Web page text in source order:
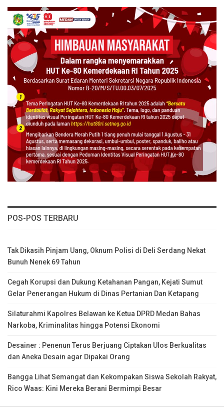
POS-POS TERBARU
Tak Dikasih Pinjam Uang, Oknum Polisi di Deli Serdang Nekat
Bunuh Nenek 69 Tahun
Cegah Korupsi dan Dukung Ketahanan Pangan, Kejati Sumut
Gelar Penerangan Hukum di Dinas Pertanian Dan Ketapang
Silaturahmi Kapolres Belawan ke Ketua DPRD Medan Bahas
Narkoba, Kriminalitas hingga Potensi Ekonomi
Desainer : Penenun Terus Berjuang Ciptakan Ulos Berkualitas
dan Aneka Desain agar Dipakai Orang
Bangga Lihat Semangat dan Kekompakan Siswa Sekolah Rakyat,
Rico Waas: Kini Mereka Berani Bermimpi Besar